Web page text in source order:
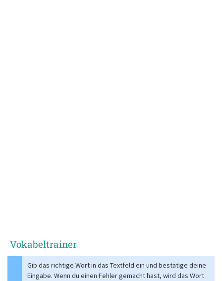
Vokabeltrainer
Gib das richtige Wort in das Textfeld ein und bestätige deine
Eingabe. Wenn du einen Fehler gemacht hast, wird das Wort